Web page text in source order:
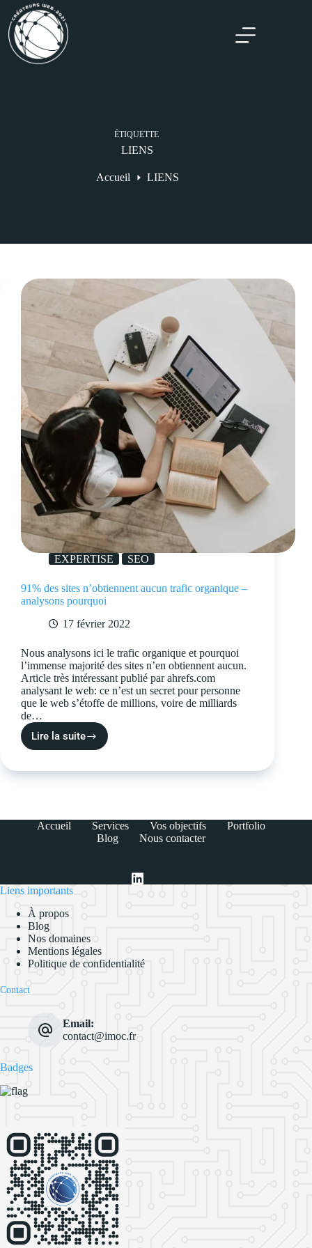
ÉTIQUETTE
LIENS
Accueil LIENS
EXPERTISE SEO
91% des sites n’obtiennent aucun trafic organique –
analysons pourquoi
17 février 2022
Nous analysons ici le trafic organique et pourquoi
l’immense majorité des sites n’en obtiennent aucun.
Article très intéressant publié par ahrefs.com
analysant le web: ce n’est un secret pour personne
que le web s’étoffe de millions, voire de milliards
de…
Lire la suite
Accueil Services Vos objectifs
Portfolio
Blog
Nous contacter
Liens importants
À propos
Blog
Nos domaines
Mentions légales
Politique de confidentialité
Contact
Email:
contact@imoc.fr
Badges